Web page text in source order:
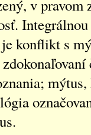
v pravom
konflikt s